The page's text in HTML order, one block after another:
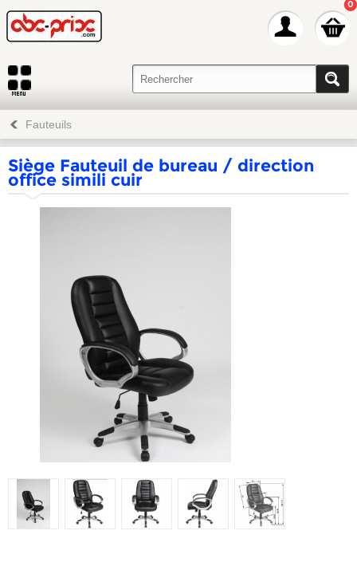
0
Fauteuils
Siège Fauteuil de bureau / direction
office simili cuir